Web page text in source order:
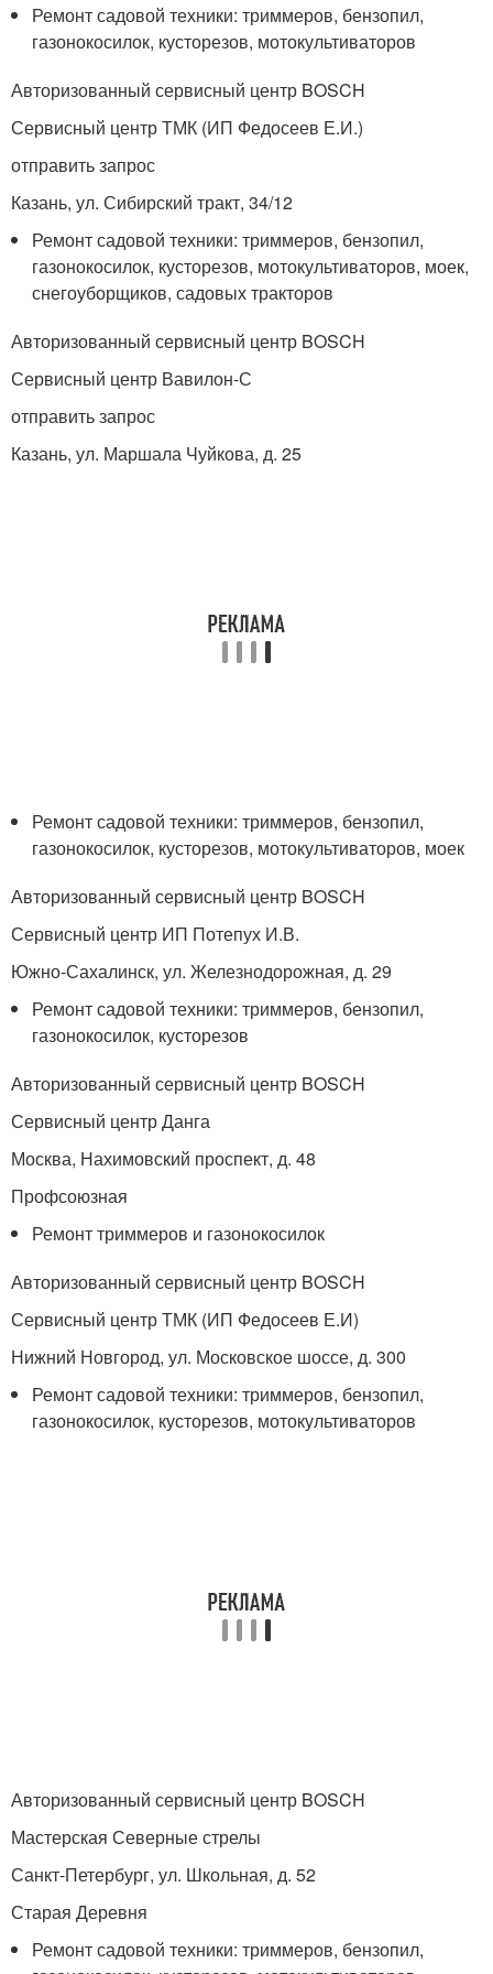
Ремонт садовой техники: триммеров, бензопил,
газонокосилок, кусторезов, мотокультиваторов
Авторизованный сервисный центр BOSCH
Сервисный центр ТМК (ИП Федосеев Е.И.)
отправить запрос
Казань, ул. Сибирский тракт, 34/12
Ремонт садовой техники: триммеров, бензопил,
газонокосилок, кусторезов, мотокультиваторов, моек,
снегоуборщиков, садовых тракторов
Авторизованный сервисный центр BOSCH
Сервисный центр Вавилон-С
отправить запрос
Казань, ул. Маршала Чуйкова, д. 25
Ремонт садовой техники: триммеров, бензопил,
газонокосилок, кусторезов, мотокультиваторов, моек
Авторизованный сервисный центр BOSCH
Сервисный центр ИП Потепух И.В.
Южно-Сахалинск, ул. Железнодорожная, д. 29
Ремонт садовой техники: триммеров, бензопил,
газонокосилок, кусторезов
Авторизованный сервисный центр BOSCH
Сервисный центр Данга
Москва, Нахимовский проспект, д. 48
Профсоюзная
Ремонт триммеров и газонокосилок
Авторизованный сервисный центр BOSCH
Сервисный центр ТМК (ИП Федосеев Е.И)
Нижний Новгород, ул. Московское шоссе, д. 300
Ремонт садовой техники: триммеров, бензопил,
газонокосилок, кусторезов, мотокультиваторов
Авторизованный сервисный центр BOSCH
Мастерская Северные стрелы
Санкт-Петербург, ул. Школьная, д. 52
Старая Деревня
Ремонт садовой техники: триммеров, бензопил,